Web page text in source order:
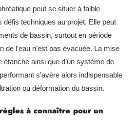
peut se situer à faible
défis techniques au projet. Elle peut
de bassin, surtout en période
de l’eau n’est pas évacuée. La mise
étanche ainsi que d’un système de
s’avère alors indispensable
ou déformation du bassin.
à connaître pour un